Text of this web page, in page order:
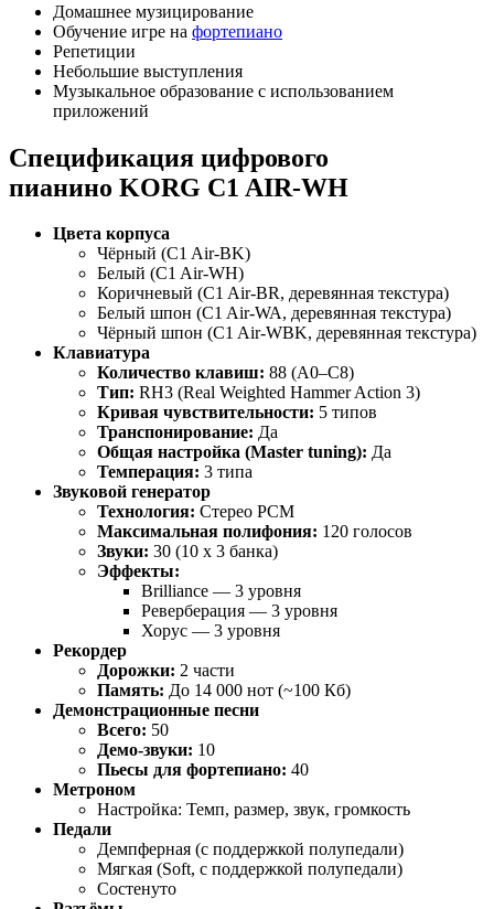
Домашнее музицирование
Обучение игре на фортепиано
Репетиции
Небольшие выступления
Музыкальное образование с использованием
приложений
Спецификация цифрового
пианино KORG C1 AIR-WH
Цвета корпуса
Чёрный (C1 Air-BK)
Белый (C1 Air-WH)
Коричневый (C1 Air-BR, деревянная текстура)
Белый шпон (C1 Air-WA, деревянная текстура)
Чёрный шпон (C1 Air-WBK, деревянная текстура)
Клавиатура
Количество клавиш: 88 (A0–C8)
Тип: RH3 (Real Weighted Hammer Action 3)
Кривая чувствительности: 5 типов
Транспонирование: Да
Общая настройка (Master tuning): Да
Темперация: 3 типа
Звуковой генератор
Технология: Стерео PCM
Максимальная полифония: 120 голосов
Звуки: 30 (10 x 3 банка)
Эффекты:
Brilliance — 3 уровня
Реверберация — 3 уровня
Хорус — 3 уровня
Рекордер
Дорожки: 2 части
Память: До 14 000 нот (~100 Кб)
Демонстрационные песни
Всего: 50
Демо-звуки: 10
Пьесы для фортепиано: 40
Метроном
Настройка: Темп, размер, звук, громкость
Педали
Демпферная (с поддержкой полупедали)
Мягкая (Soft, с поддержкой полупедали)
Состенуто